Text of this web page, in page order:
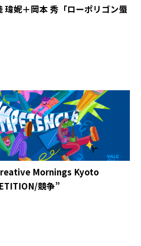
瑋妮＋岡本 秀「ローポリゴン蜃
Mornings Kyoto
競争”